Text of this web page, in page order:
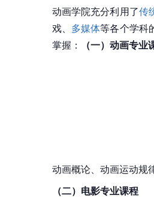
动画学院充分利用了传
戏、 多媒体等各个学科
掌握：
（一）动画专业
动画概论、动画运动规
（二）电影专业课程